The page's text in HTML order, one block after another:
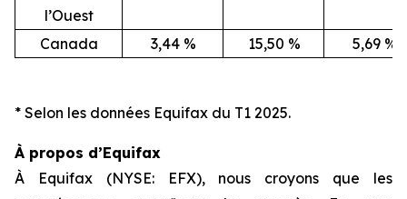
l’Ouest
Canada 3,44 % 15,50 % 5,69 %
* Selon les données Equifax du T1 2025.
À propos d’Equifax
À Equifax (NYSE: EFX), nous croyons que les